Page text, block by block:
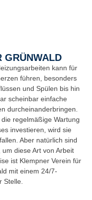
GRÜNWALD
kann für
führen, besonders
und Spülen bis hin
scheinbar einfache
durcheinanderbringen.
regelmäßige Wartung
investieren, wird sie
Aber natürlich sind
diese Art von Arbeit
ist Klempner Verein für
mit einem 24/7-
Stelle.